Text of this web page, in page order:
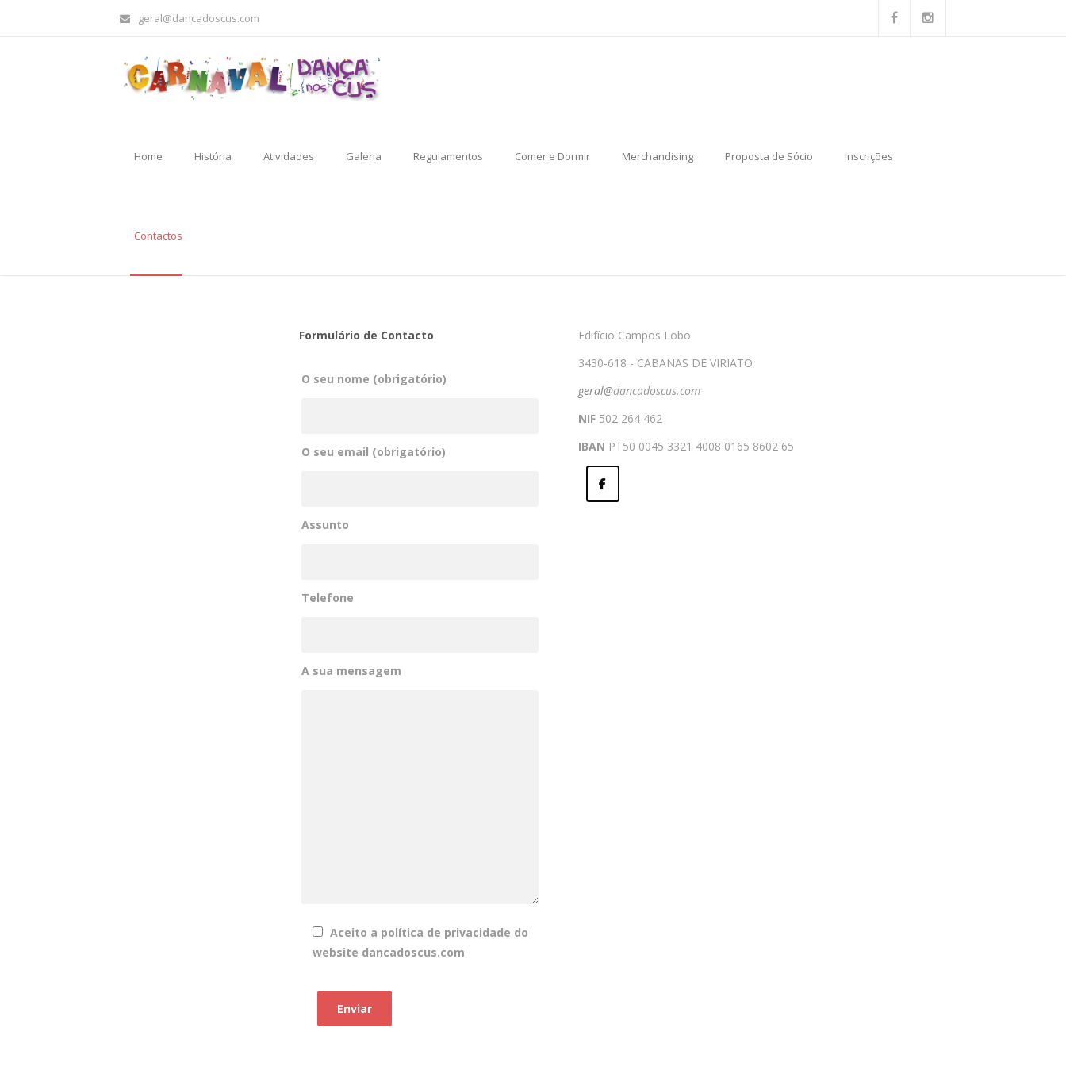
geral@dancadoscus.com
Home História Atividades Galeria Regulamentos Comer e Dormir Merchandising Proposta de Sócio Inscrições
Contactos
Formulário de Contacto
O seu nome (obrigatório)
O seu email (obrigatório)
Assunto
Telefone
A sua mensagem
Aceito a política de privacidade do
website dancadoscus.com
Edifício Campos Lobo
3430-618 - CABANAS DE VIRIATO
geral@dancadoscus.com
NIF 502 264 462
IBAN PT50 0045 3321 4008 0165 8602 65